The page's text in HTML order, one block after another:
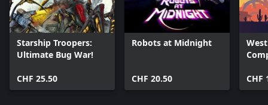
Starship Troopers:
Ultimate Bug War!
CHF 25.50
Robots at Midnight
CHF 20.50 CHF